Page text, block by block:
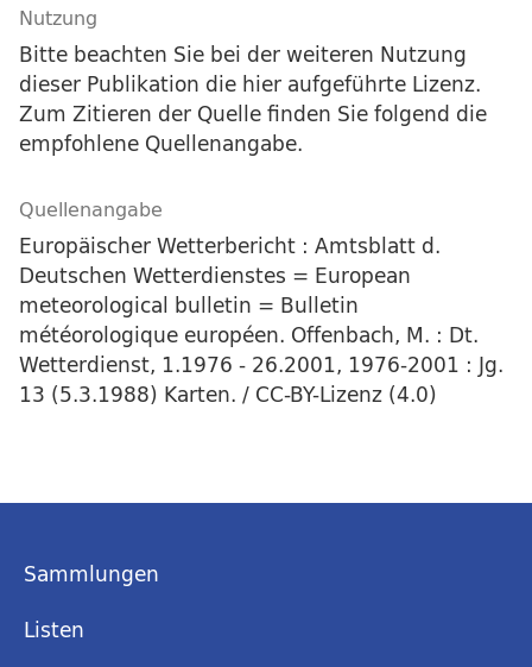
Nutzung
Bitte beachten Sie bei der weiteren Nutzung
dieser Publikation die hier aufgeführte Lizenz.
Zum Zitieren der Quelle finden Sie folgend die
empfohlene Quellenangabe.
Quellenangabe
Europäischer Wetterbericht : Amtsblatt d.
Deutschen Wetterdienstes = European
meteorological bulletin = Bulletin
météorologique européen. Offenbach, M. : Dt.
Wetterdienst, 1.1976 - 26.2001, 1976-2001 : Jg.
13 (5.3.1988) Karten. / CC-BY-Lizenz (4.0)
Sammlungen
Listen